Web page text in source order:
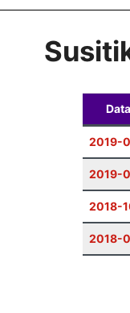
Data
2019-
2019-
2018-
2018-